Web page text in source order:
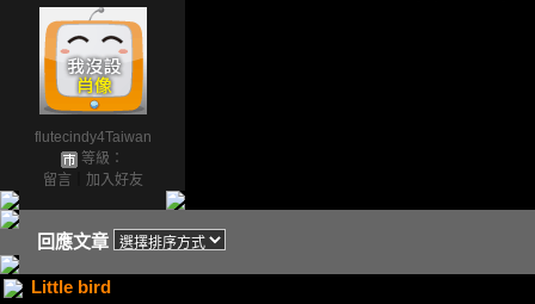
flutecindy4Taiwan
等級：
留言
加入好友
回應文章
Little bird